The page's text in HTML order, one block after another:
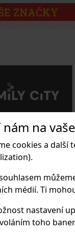
nám na
cookies a další
médií. Ti
nastavení
toho
ZNAČKY